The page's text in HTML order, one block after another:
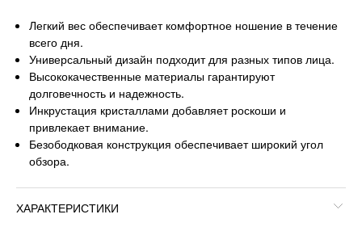
Легкий вес обеспечивает комфортное ношение в течение
всего дня.
Универсальный дизайн подходит для разных типов лица.
Высококачественные материалы гарантируют
долговечность и надежность.
Инкрустация кристаллами добавляет роскоши и
привлекает внимание.
Безободковая конструкция обеспечивает широкий угол
обзора.
ХАРАКТЕРИСТИКИ